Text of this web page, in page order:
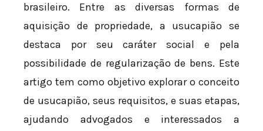
brasileiro. Entre as diversas formas de
aquisição de propriedade, a usucapião se
destaca por seu caráter social e pela
possibilidade de regularização de bens. Este
artigo tem como objetivo explorar o conceito
de usucapião, seus requisitos, e suas etapas,
ajudando advogados e interessados a